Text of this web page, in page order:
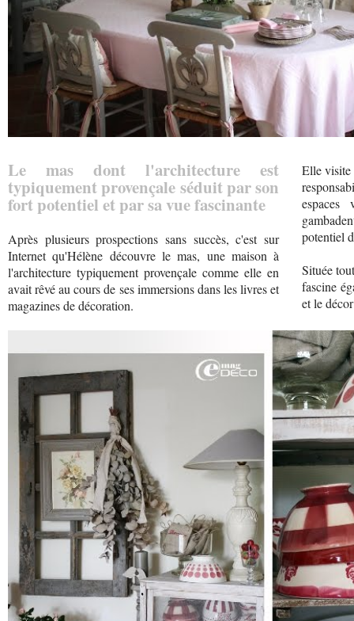
Le mas dont l'architecture est
typiquement provençale séduit par son
fort potentiel et par sa vue fascinante
Après plusieurs prospections sans succès, c'est sur
Internet qu'Hélène découvre le mas, une maison à
l'architecture typiquement provençale comme elle en
avait rêvé au cours de ses immersions dans les livres et
magazines de décoration.
Elle visite
espaces
potentiel
Située
fascine
et le